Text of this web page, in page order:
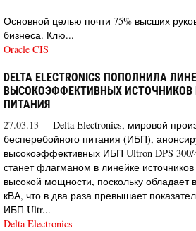
Основной целью почти 75% высших
бизнеса. Клю...
Oracle CIS
DELTA ELECTRONICS ПОПОЛНИЛА
ВЫСОКОЭФФЕКТИВНЫХ ИСТОЧНИКОВ
ПИТАНИЯ
27.03.13
Delta Electronics, мировой
бесперебойного питания (ИБП),
высокоэффективных ИБП Ultron DPS
станет флагманом в линейке
высокой мощности, поскольку
кВА, что в два раза превышает
ИБП Ultr...
Delta Electronics